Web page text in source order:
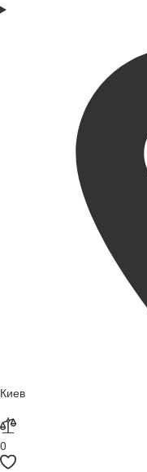
Киев
0